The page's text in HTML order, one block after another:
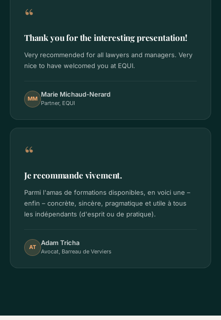
“
Thank you for the interesting presentation!
Very recommended for all lawyers and managers. Very
nice to have welcomed you at EQUI.
MM
Marie Michaud-Nerard
Partner, EQUI
“
Je recommande vivement.
Parmi l'amas de formations disponibles, en voici une –
enfin – concrète, sincère, pragmatique et utile à tous
les indépendants (d'esprit ou de pratique).
AT
Adam Tricha
Avocat, Barreau de Verviers